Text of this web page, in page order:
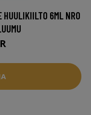
HUULIKIILTO 6ML NRO